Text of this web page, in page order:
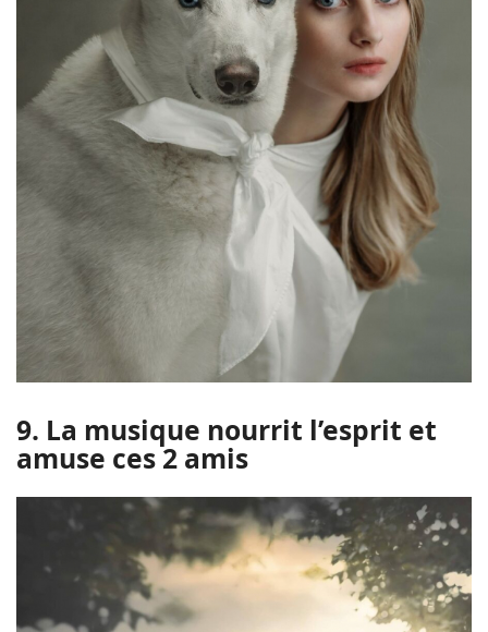
9. La musique nourrit l’esprit et
amuse ces 2 amis